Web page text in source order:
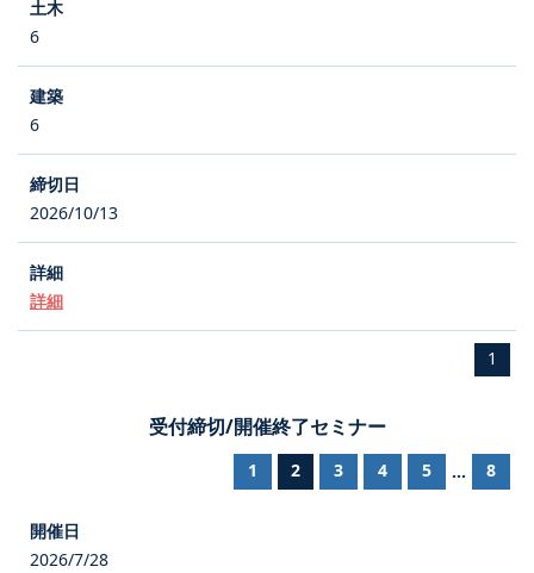
6
6
2026/10/13
詳細
1
受付締切/開催終了セミナー
1 2 3 4 5 ... 8
2026/7/28